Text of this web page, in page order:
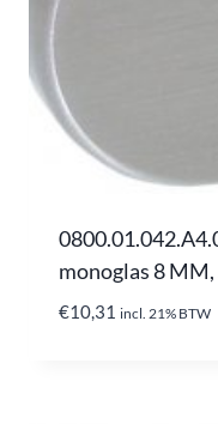
monoglas 8
€10,31 incl. 21% BTW